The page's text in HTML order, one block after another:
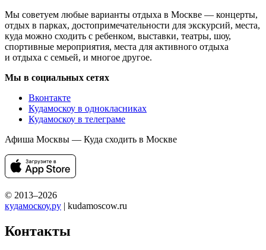
Мы советуем любые варианты отдыха в Москве — концерты,
отдых в парках, достопримечательности для экскурсий, места,
куда можно сходить с ребенком, выставки, театры, шоу,
спортивные мероприятия, места для активного отдыха
и отдыха с семьей, и многое другое.
Мы в социальных сетях
Вконтакте
Кудамоскоу в однокласниках
Кудамоскоу в телеграме
Афиша Москвы — Куда сходить в Москве
© 2013–2026
кудамоскоу.ру | kudamoscow.ru
Контакты